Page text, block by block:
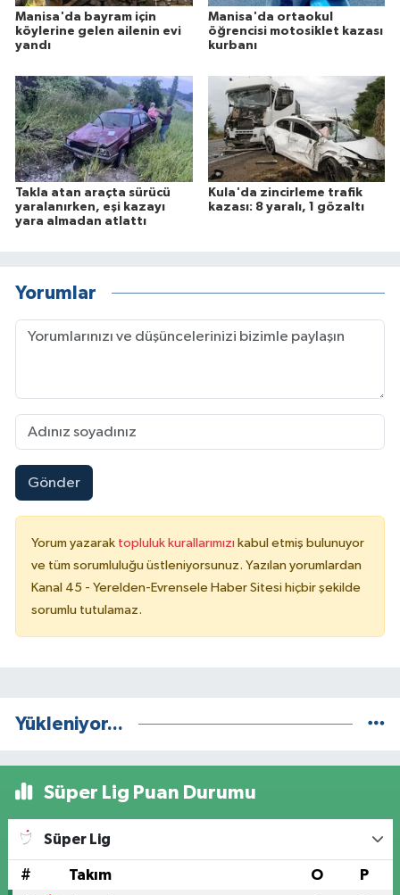
Manisa'da bayram için
köylerine gelen ailenin evi
yandı
Manisa'da ortaokul
öğrencisi motosiklet kazası
kurbanı
Takla atan araçta sürücü
yaralanırken, eşi kazayı
yara almadan atlattı
Kula'da zincirleme trafik
kazası: 8 yaralı, 1 gözaltı
Yorumlar
Gönder
Yorum yazarak topluluk kurallarımızı kabul etmiş bulunuyor
ve tüm sorumluluğu üstleniyorsunuz. Yazılan yorumlardan
Kanal 45 - Yerelden-Evrensele Haber Sitesi hiçbir şekilde
sorumlu tutulamaz.
Yükleniyor...
Süper Lig Puan Durumu
Süper Lig
# Takım O P